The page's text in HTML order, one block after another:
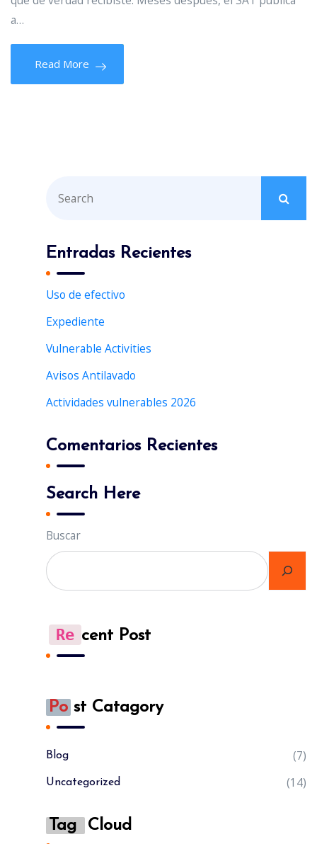
a…
Read More
r
o
r
Entradas Recientes
Uso de efectivo
Expediente
Vulnerable Activities
Avisos Antilavado
Actividades vulnerables 2026
Comentarios Recientes
Search Here
Buscar
Re Cent Post
Po St Catagory
Blog (7)
Uncategorized (14)
Tag Cloud